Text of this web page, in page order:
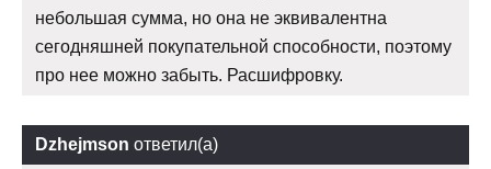
небольшая сумма, но она не эквивалентна
сегодняшней покупательной способности, поэтому
про нее можно забыть. Расшифровку.
Dzhejmson ответил(а)